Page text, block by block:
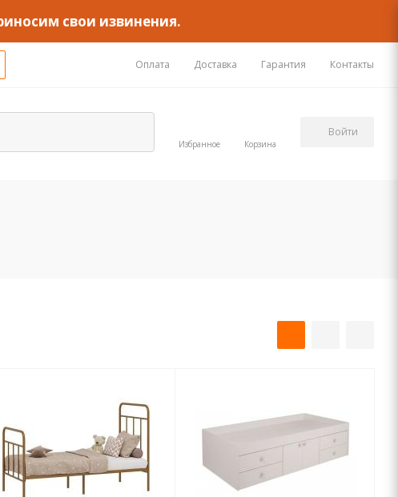
свои извинения.
Оплата Доставка Гарантия Контакты
Избранное Корзина
Войти